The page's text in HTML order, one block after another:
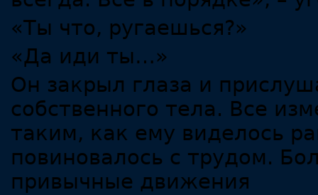
«Ты что, ругаешься?»
«Да иди ты…»
Он закрыл глаза и
собственного тела. Все
таким, как ему виделось
повиновалось с трудом.
привычные движения